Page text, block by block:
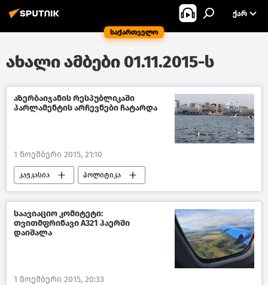
საქართველო
ᲥᲐᲠ
ახალი ამბები 01.11.2015-ს
აზერბაიჯანის რესპუბლიკაში
პარლამენტის არჩევნები ჩატარდა
1 ნოემბერი 2015, 21:10
კავკასია პოლიტიკა
ახალი ამბები
საავიაციო კომიტეტი:
თვითმფრინავი А321 ჰაერში
დაიშალა
1 ნოემბერი 2015, 20:33